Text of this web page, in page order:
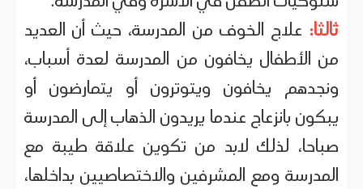
ثالثا: علاج الخوف من المدرسة، حيث أن العديد
من الأطفال يخافون من المدرسة لعدة أسباب،
ونجدهم يخافون ويتوترون أو يتمارضون أو
يبكون بانزعاج عندما يريدون الذهاب إلى المدرسة
صباحا، لذلك لابد من تكوين علاقة طيبة مع
المدرسة ومع المشرفين والاختصاصيين بداخلها،